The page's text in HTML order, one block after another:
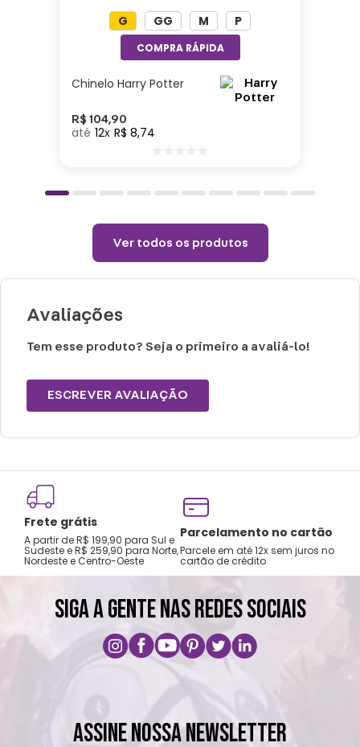
suas aventuras!
Altura: 23cm| Largura: 7,5| Comprimento:
7,5cm| Bateria: 3.7v| Capacidade: 300ml|
Voltagem: 110 – 220v| Material: Aço
inoxidável, Plástico (AS, PC, PP, ABS)|
cuidado, leia atentamente o manual.
Obs: Não é indicado para o uso de crianças
Chinelo Harry Potter
R$ 104,90
12 R$ 8,74
G GG M P
Ver todos os produtos
Avaliações
Tem esse produto? Seja o primeiro a avaliá-lo!
ESCREVER AVALIAÇÃO
Frete grátis
A partir de R$ 199,90 para Sul e
Sudeste e R$ 259,90 para Norte,
Nordeste e Centro-Oeste
Parcelamento no cartão
Parcele em até 12x sem juros no
cartão de crédito
SIGA A GENTE NAS REDES SOCIAIS
ASSINE NOSSA NEWSLETTER